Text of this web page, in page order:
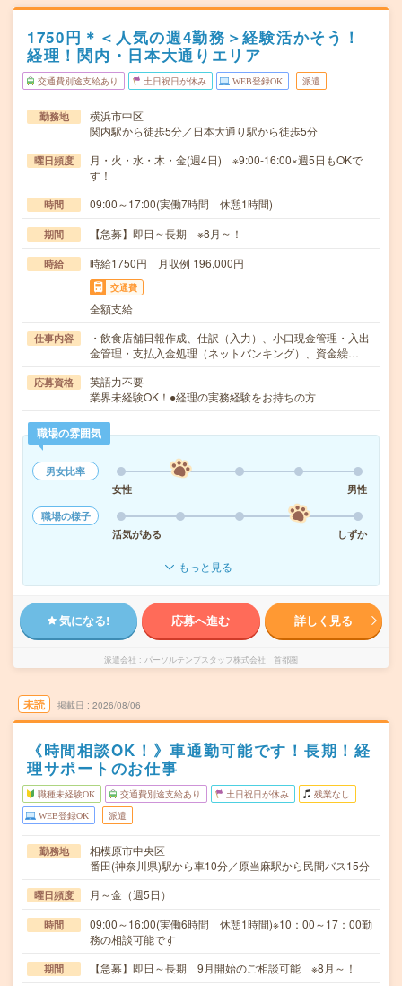
1750円＊＜人気の週4勤務＞経験活かそう！
経理！関内・日本大通りエリア
交通費別途支給あり 土日祝日が休み WEB登録OK 派遣
勤務地
横浜市中区
関内駅から徒歩5分／日本大通り駅から徒歩5分
曜日頻度
月・火・水・木・金(週4日) ※9:00-16:00×週5日もOKで
す！
時間 09:00～17:00(実働7時間 休憩1時間)
期間 【急募】即日～長期 ※8月～！
時給 時給1750円 月収例 196,000円
交通費
全額支給
仕事内容
・飲食店舗日報作成、仕訳（入力）、小口現金管理・入出
金管理・支払入金処理（ネットバンキング）、資金繰…
応募資格
英語力不要
業界未経験OK！●経理の実務経験をお持ちの方
職場の雰囲気
男女比率
女性
男性
職場の様子
活気がある
しずか
もっと見る
気になる! 応募へ進む 詳しく見る
派遣会社 パーソルテンプスタッフ株式会社 首都圏
未読 掲載日 2026/08/06
《時間相談OK！》車通勤可能です！長期！経
理サポートのお仕事
職種未経験OK 交通費別途支給あり 土日祝日が休み 残業なし
WEB登録OK 派遣
勤務地
相模原市中央区
番田(神奈川県)駅から車10分／原当麻駅から民間バス15分
曜日頻度 月～金（週5日）
時間
09:00～16:00(実働6時間 休憩1時間)※10：00～17：00勤
務の相談可能です
期間 【急募】即日～長期 9月開始のご相談可能 ※8月～！